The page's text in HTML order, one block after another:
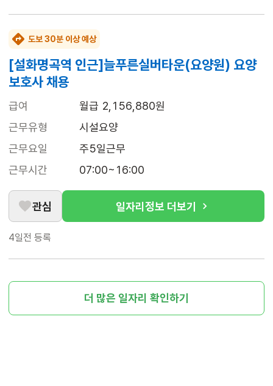
도보 30분 이상 예상
[설화명곡역 인근]늘푸른실버타운(요양원) 요양
보호사 채용
급여
월급 2,156,880원
근무유형
시설요양
근무요일
주5일근무
근무시간
07:00~16:00
관심 일자리정보 더보기
4일전 등록
더 많은 일자리 확인하기